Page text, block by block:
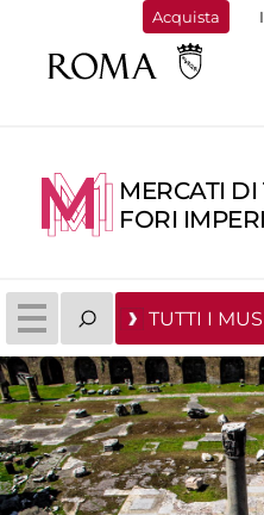
Acquista
MERCATI
FORI
TUTTI I